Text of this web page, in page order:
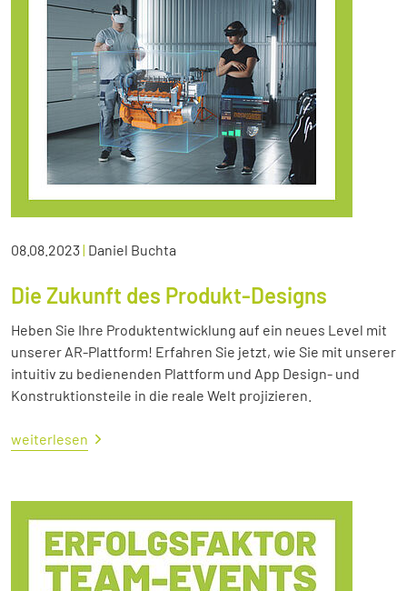
08.08.2023| Daniel Buchta
Die Zukunft des Produkt-Designs
Heben Sie Ihre Produktentwicklung auf ein neues Level mit
unserer AR-Plattform! Erfahren Sie jetzt, wie Sie mit unserer
intuitiv zu bedienenden Plattform und App Design- und
Konstruktionsteile in die reale Welt projizieren.
weiterlesen